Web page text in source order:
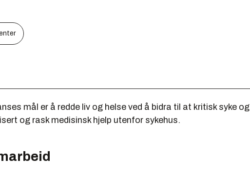
mål er å redde liv og helse ved å bidra til at kritisk syke og
og rask medisinsk hjelp utenfor sykehus.